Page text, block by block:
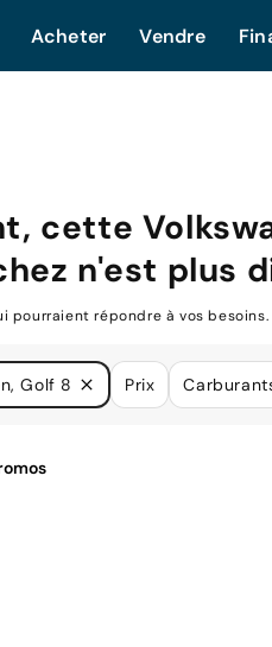
Acheter Vendre
cette
n'est plus
pourraient répondre à vos besoins.
Golf 8 Prix